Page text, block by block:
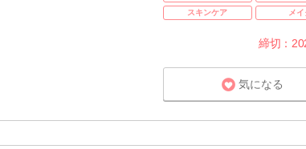
スキンケア
メイ
締切：
気になる